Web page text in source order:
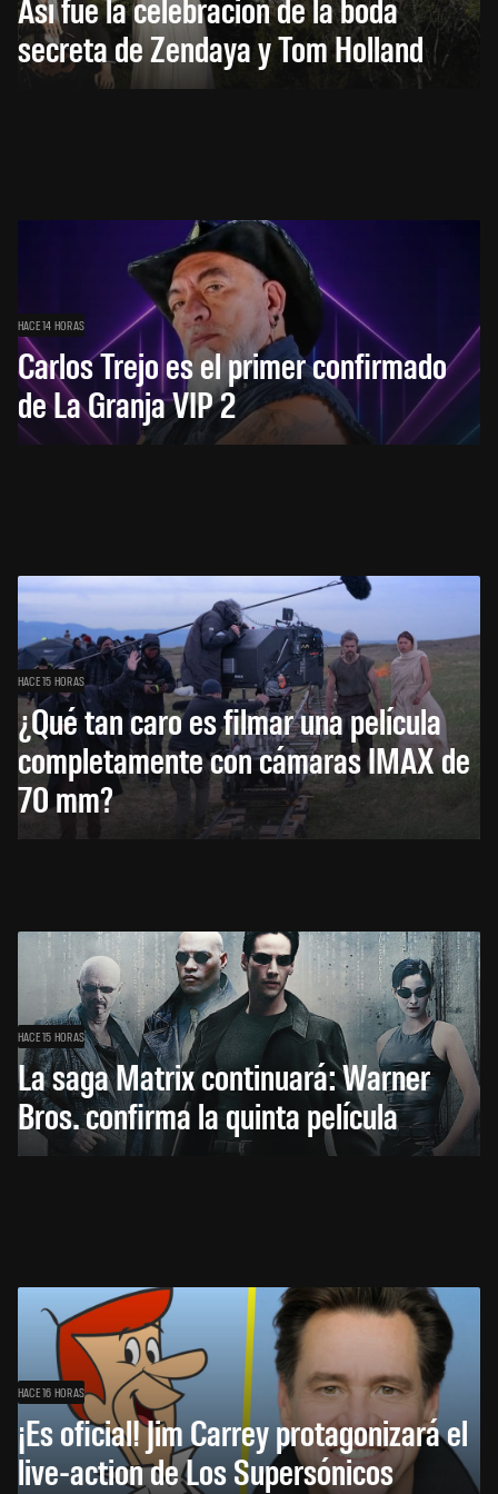
secreta de Zendaya y Tom Holland
HACE 14 HORAS
Carlos Trejo es el primer confirmado
de La Granja VIP 2
HACE 15 HORAS
¿Qué tan caro es filmar una película
completamente con cámaras IMAX de
70 mm?
HACE 15 HORAS
La saga Matrix continuará: Warner
Bros. confirma la quinta película
HACE 16 HORAS
¡Es oficial! Jim Carrey protagonizará el
live-action de Los Supersónicos